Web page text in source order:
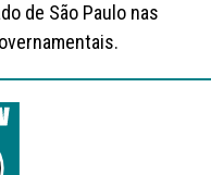
de São Paulo nas